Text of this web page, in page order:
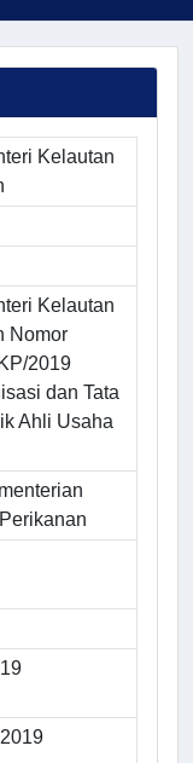
Kelautan
Kelautan
Nomor
2019
dan Tata
Ahli Usaha